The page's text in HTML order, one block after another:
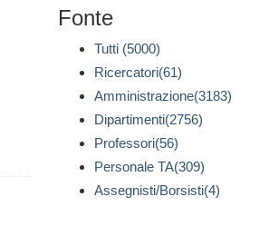
Fonte
Tutti (5000)
Ricercatori(61)
Amministrazione(3183)
Dipartimenti(2756)
Professori(56)
Personale TA(309)
Assegnisti/Borsisti(4)